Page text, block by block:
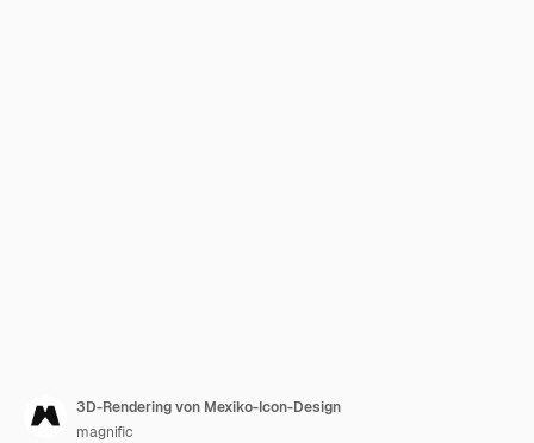
3D-Rendering von Mexiko-Icon-Design
magnific